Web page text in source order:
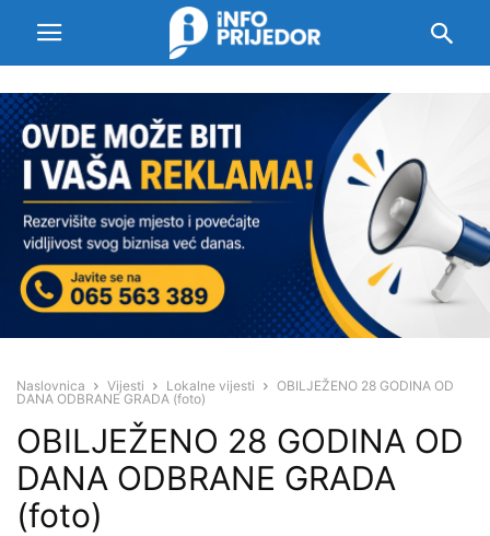
Naslovnica Vijesti Lokalne vijesti
OBILJEŽENO 28 GODINA OD
DANA ODBRANE GRADA (foto)
OBILJEŽENO 28 GODINA OD
DANA ODBRANE GRADA
(foto)